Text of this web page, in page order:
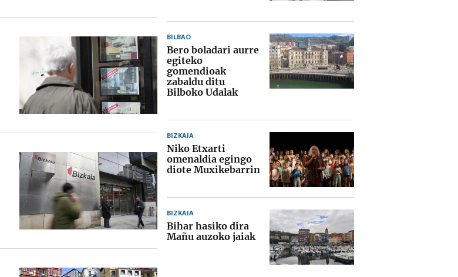
BILBAO
Bero boladari aurre
egiteko
gomendioak
zabaldu ditu
Bilboko Udalak
BIZKAIA
Niko Etxarti
omenaldia egingo
diote Muxikebarrin
BIZKAIA
Bihar hasiko dira
Mañu auzoko jaiak